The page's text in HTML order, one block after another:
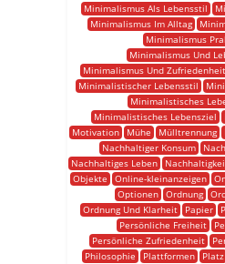
Minimalismus Als Lebensstil
Minimalismus Im Alltag
Minimalismus
Minimalismus Und
Minimalismus Und Zufriedenheit
Minimalistischer Lebensstil
Minimalistisches
Minimalistisches Lebensziel
Motivation
Mühe Mülltrennung
Nachhaltiger Konsum
Nachhaltiges Leben
Objekte
Online-kleinanzeigen
Optionen Ordnung
Ordnung Und Klarheit
Papier
Persönliche Freiheit
Persönliche Zufriedenheit
Philosophie
Plattformen Platz